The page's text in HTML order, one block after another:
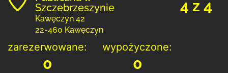
Szczebrzeszynie
Kawęczyn 42
22-460 Kawęczyn
4 z 4
zarezerwowane:
0
wypożyczone:
0